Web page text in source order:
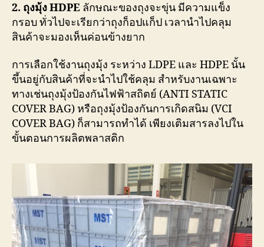
2. ถุงมุ้ง HDPE ลักษณะของถุงจะขุ่น มีความแข็ง
กรอบ ทั่วไปจะเรียกว่าถุงก็อปแก็ป เวลานำไปคลุม
สินค้าจะมองเห็นค่อนข้างยาก
การเลือกใช้งานถุงมุ้ง ระหว่าง LDPE และ HDPE นั้น
ขึ้นอยู่กับสินค้าที่จะนำไปใช้คลุม สำหรับงานเฉพาะ
ทางเช่นถุงมุ้งป้องกันไฟฟ้าสถิตย์ (ANTI STATIC
COVER BAG) หรือถุงมุ้งป้องกันการเกิดสนิม (VCI
COVER BAG) ก็สามารถทำได้ เพียงเติมสารลงไปใน
ขั้นตอนการผลิตพลาสติก